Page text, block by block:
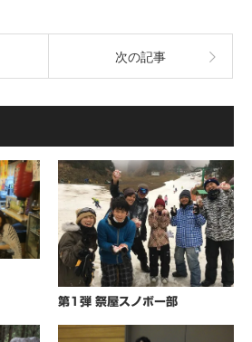
次の記事
第1弾 祭屋スノボー部